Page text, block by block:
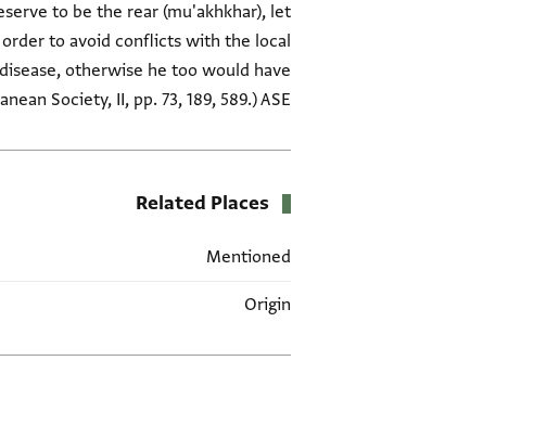
to be the rear (mu'akhkhar), let
order to avoid conflicts with the local
otherwise he too would have
Society, II, pp. 73, 189, 589.) ASE.
Related Places
Mentioned
Origin